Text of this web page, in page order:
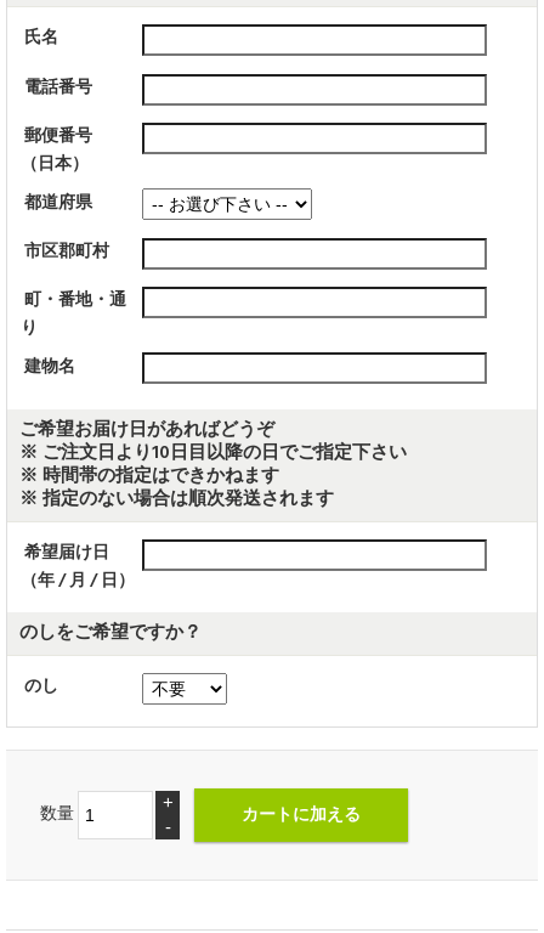
氏名
電話番号
郵便番号
（日本）
都道府県
市区郡町村
町・番地・通
り
建物名
ご希望お届け日があればどうぞ
※ ご注文日より10日目以降の日でご指定下さい
※ 時間帯の指定はできかねます
※ 指定のない場合は順次発送されます
希望届け日
（年 / 月 / 日）
のしをご希望ですか？
のし
数量
+
-